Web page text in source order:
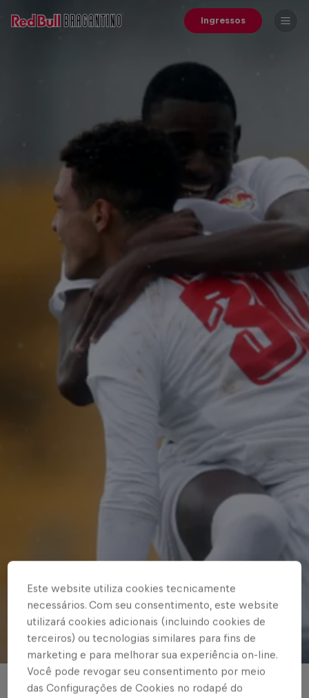
Ingressos
© Red Bull Bragantino
BASE MASCULINA
Este website utiliza cookies tecnicamente
necessários. Com seu consentimento, este website
utilizará cookies adicionais (incluindo cookies de
terceiros) ou tecnologias similares para fins de
marketing e para melhorar sua experiência on-line.
Você pode revogar seu consentimento por meio
das Configurações de Cookies no rodapé do